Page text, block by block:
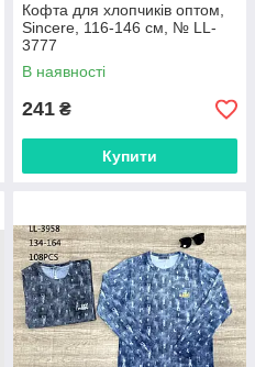
Кофта для хлопчиків оптом,
Sincere, 116-146 см, № LL-
3777
В наявності
241 ₴
Купити